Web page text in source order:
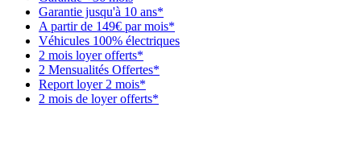
Garantie jusqu'à 10 ans*
A partir de 149€ par mois*
Véhicules 100% électriques
2 mois loyer offerts*
2 Mensualités Offertes*
Report loyer 2 mois*
2 mois de loyer offerts*